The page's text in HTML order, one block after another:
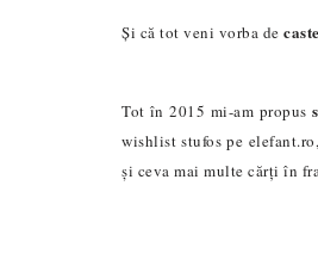
Și că tot veni vorba de
Tot în 2015 mi-am propus
wishlist stufos pe
și ceva mai multe cărți în